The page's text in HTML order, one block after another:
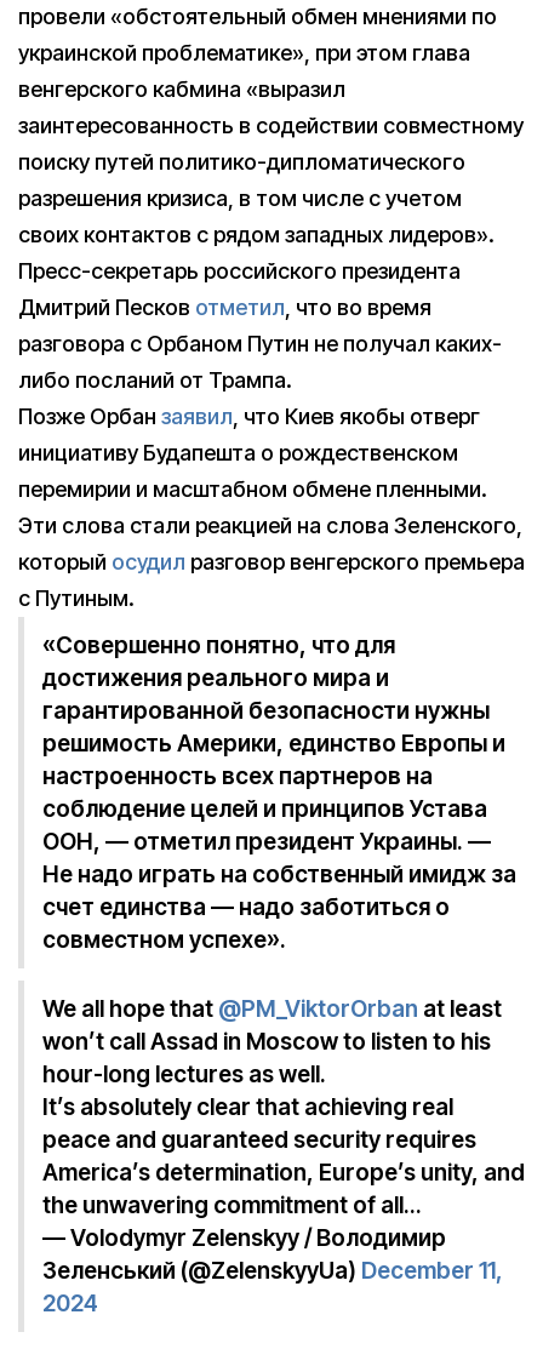
провели «обстоятельный обмен мнениями по
украинской проблематике», при этом глава
венгерского кабмина «выразил
заинтересованность в содействии совместному
поиску путей политико-дипломатического
разрешения кризиса, в том числе с учетом
своих контактов с рядом западных лидеров».
Пресс-секретарь российского президента
Дмитрий Песков отметил, что во время
разговора с Орбаном Путин не получал каких-
либо посланий от Трампа.
Позже Орбан заявил, что Киев якобы отверг
инициативу Будапешта о рождественском
перемирии и масштабном обмене пленными.
Эти слова стали реакцией на слова Зеленского,
который осудил разговор венгерского премьера
с Путиным.
«Совершенно понятно, что для
достижения реального мира и
гарантированной безопасности нужны
решимость Америки, единство Европы и
настроенность всех партнеров на
соблюдение целей и принципов Устава
ООН, — отметил президент Украины. —
Не надо играть на собственный имидж за
счет единства — надо заботиться о
совместном успехе».
We all hope that @PM_ViktorOrban at least
won’t call Assad in Moscow to listen to his
hour-long lectures as well.
It’s absolutely clear that achieving real
peace and guaranteed security requires
America’s determination, Europe’s unity, and
the unwavering commitment of all…
— Volodymyr Zelenskyy / Володимир
Зеленський (@ZelenskyyUa) December 11,
2024